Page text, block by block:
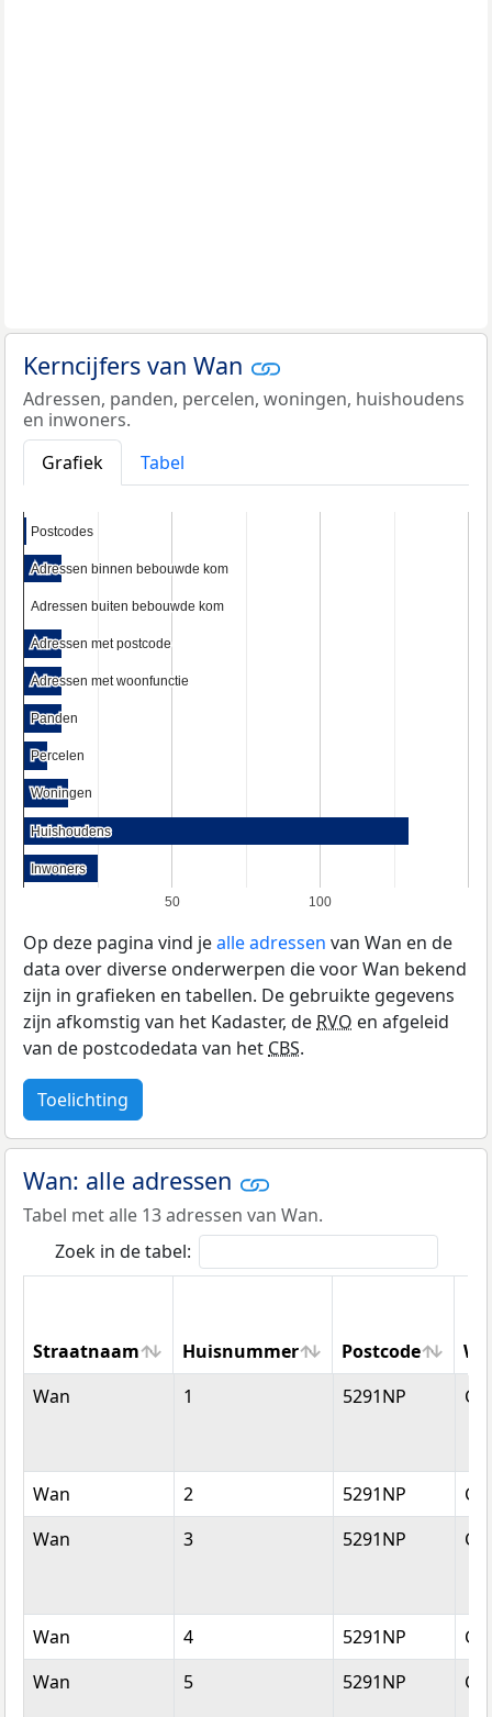
Kerncijfers van Wan
Adressen, panden, percelen, woningen, huishoudens
en inwoners.
Grafiek
Tabel
50 100
Postcodes
Postcodes
Adressen binnen bebouwde kom
Adressen binnen bebouwde kom
Adressen buiten bebouwde kom
Adressen buiten bebouwde kom
Adressen met postcode
Adressen met postcode
Adressen met woonfunctie
Adressen met woonfunctie
Panden
Panden
Percelen
Percelen
Woningen
Woningen
Huishoudens
Huishoudens
Inwoners
Inwoners
Op deze pagina vind jealle adressen van Wan en de
data over diverse onderwerpen die voor Wan bekend
zijn in grafieken en tabellen. De gebruikte gegevens
zijn afkomstig van het Kadaster, deRVO en afgeleid
van de postcodedata van hetCBS.
Toelichting
Wan: alle adressen
Tabel met alle 13 adressen van Wan.
Zoek in de tabel:
Straatnaam Huisnummer Postcode
Straatnaam
Huisnummer Postcode
Wan 1 5291NP
Wan 2 5291NP
Wan
3 5291NP
Wan 4 5291NP
Wan
5 5291NP